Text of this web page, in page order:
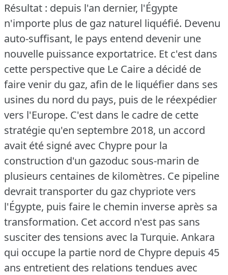
Résultat : depuis l'an dernier, l'Égypte
n'importe plus de gaz naturel liquéfié. Devenu
auto-suffisant, le pays entend devenir une
nouvelle puissance exportatrice. Et c'est dans
cette perspective que Le Caire a décidé de
faire venir du gaz, afin de le liquéfier dans ses
usines du nord du pays, puis de le réexpédier
vers l'Europe. C'est dans le cadre de cette
stratégie qu'en septembre 2018, un accord
avait été signé avec Chypre pour la
construction d'un gazoduc sous-marin de
plusieurs centaines de kilomètres. Ce pipeline
devrait transporter du gaz chypriote vers
l'Égypte, puis faire le chemin inverse après sa
transformation. Cet accord n'est pas sans
susciter des tensions avec la Turquie. Ankara
qui occupe la partie nord de Chypre depuis 45
ans entretient des relations tendues avec